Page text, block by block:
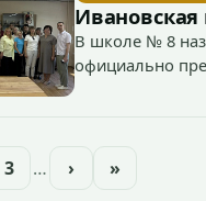
В школе № 8
официально
3 … › »